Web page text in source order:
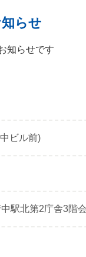
らせ
知らせです
ビル前)
駅北第2庁舎3階会